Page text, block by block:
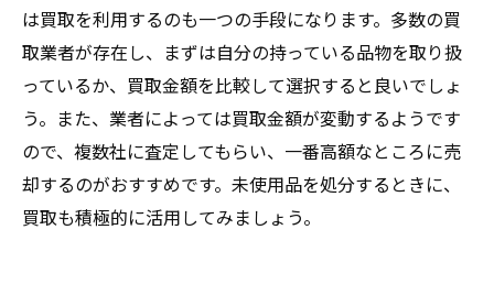
は買取を利用するのも一つの手段になります。多数の買
取業者が存在し、まずは自分の持っている品物を取り扱
っているか、買取金額を比較して選択すると良いでしょ
う。また、業者によっては買取金額が変動するようです
ので、複数社に査定してもらい、一番高額なところに売
却するのがおすすめです。未使用品を処分するときに、
買取も積極的に活用してみましょう。